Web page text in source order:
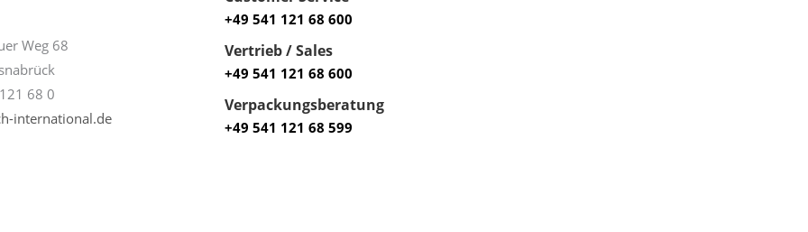
Weg 68
68 0
international.de
+49 541 121 68 600
Vertrieb / Sales
+49 541 121 68 600
Verpackungsberatung
+49 541 121 68 599